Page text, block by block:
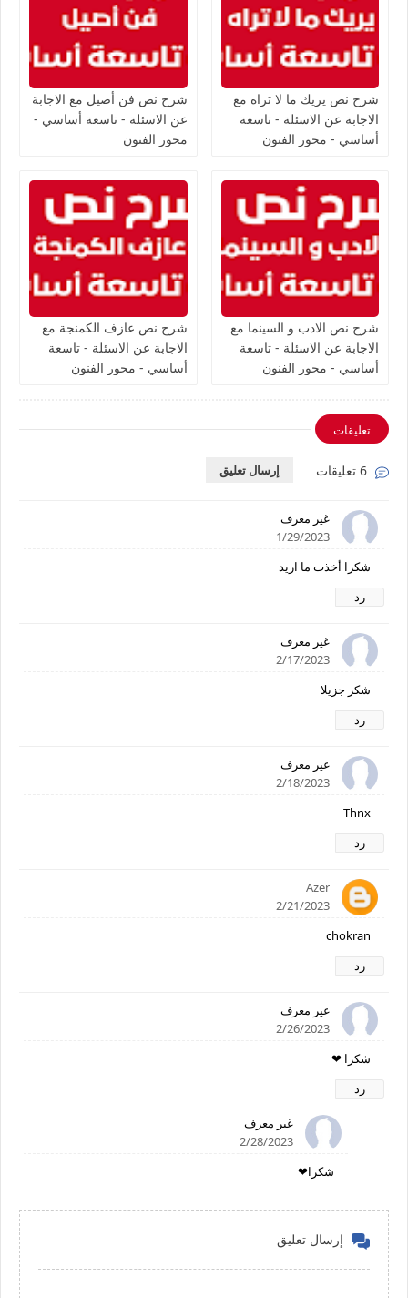
شرح نص يريك ما لا تراه مع
الاجابة عن الاسئلة - تاسعة
أساسي - محور الفنون
شرح نص فن أصیل مع الاجابة
عن الاسئلة - تاسعة أساسي -
محور الفنون
شرح نص الادب و السينما مع
الاجابة عن الاسئلة - تاسعة
أساسي - محور الفنون
شرح نص عازف الكمنجة مع
الاجابة عن الاسئلة - تاسعة
أساسي - محور الفنون
تعليقات
إرسال تعليق
غير معرف
1/29/2023
شكرا أخذت ما اريد
رد
غير معرف
2/17/2023
شكر جزيلا
رد
غير معرف
2/18/2023
Thnx
رد
Azer
2/21/2023
chokran
رد
غير معرف
2/26/2023
شكرا ❤
رد
غير معرف
2/28/2023
شكرا❤
إرسال تعليق